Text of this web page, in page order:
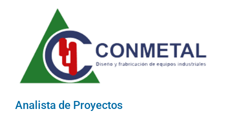
Analista de Proyectos